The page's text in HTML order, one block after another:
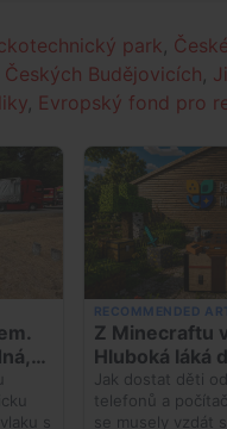
park
Budějovicích
Evropský fond pro